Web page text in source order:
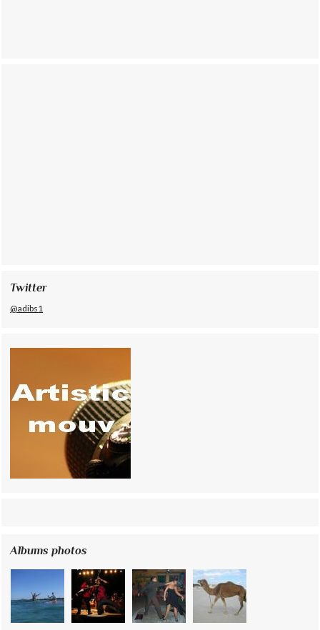
Twitter
@adibs1
Albums photos